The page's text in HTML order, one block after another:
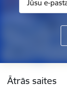
Ātrās saites